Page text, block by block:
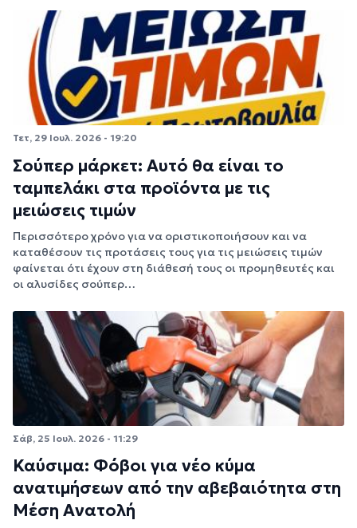
Τετ, 29 Ιουλ. 2026 - 19:20
Σούπερ μάρκετ: Αυτό θα είναι το
ταμπελάκι στα προϊόντα με τις
μειώσεις τιμών
Περισσότερο χρόνο για να οριστικοποιήσουν και να
καταθέσουν τις προτάσεις τους για τις μειώσεις τιμών
φαίνεται ότι έχουν στη διάθεσή τους οι προμηθευτές και
οι αλυσίδες σούπερ…
Σάβ, 25 Ιουλ. 2026 - 11:29
Καύσιμα: Φόβοι για νέο κύμα
ανατιμήσεων από την αβεβαιότητα στη
Μέση Ανατολή